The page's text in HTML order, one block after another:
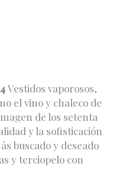
Vestidos vaporosos,
el vino y chaleco de
de los setenta
y la sofisticación
buscado y deseado
y terciopelo con